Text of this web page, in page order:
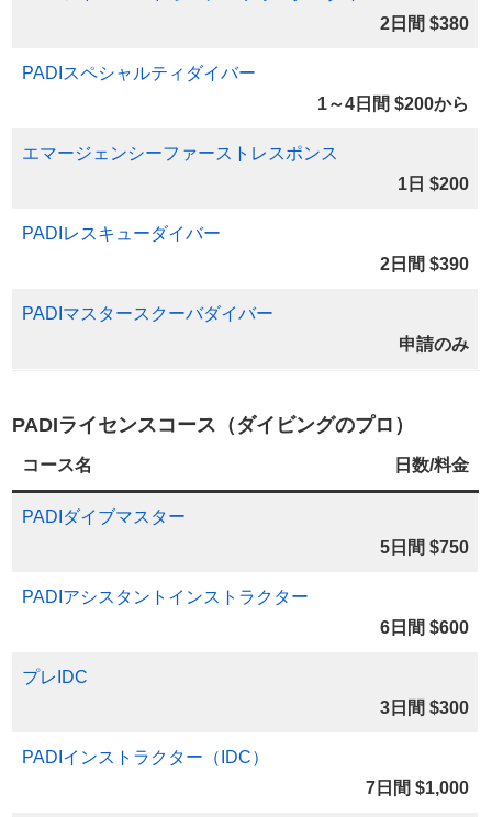
2日間 $380
PADIスペシャルティダイバー
1～4日間 $200から
エマージェンシーファーストレスポンス
1日 $200
PADIレスキューダイバー
2日間 $390
PADIマスタースクーバダイバー
申請のみ
PADIライセンスコース（ダイビングのプロ）
コース名 日数/料金
PADIダイブマスター
5日間 $750
PADIアシスタントインストラクター
6日間 $600
プレIDC
3日間 $300
PADIインストラクター（IDC）
7日間 $1,000